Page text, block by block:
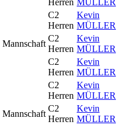
Herren MÜLLER
C2
Herren
Kevin
MÜLLER
Mannschaft
C2
Herren
Kevin
MÜLLER
C2
Herren
Kevin
MÜLLER
C2
Herren
Kevin
MÜLLER
Mannschaft
C2
Herren
Kevin
MÜLLER